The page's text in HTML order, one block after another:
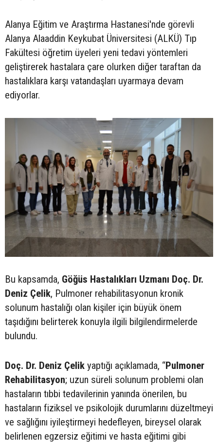
Alanya Eğitim ve Araştırma Hastanesi'nde görevli
Alanya Alaaddin Keykubat Üniversitesi (ALKÜ) Tıp
Fakültesi öğretim üyeleri yeni tedavi yöntemleri
geliştirerek hastalara çare olurken diğer taraftan da
hastalıklara karşı vatandaşları uyarmaya devam
ediyorlar.
Bu kapsamda, Göğüs Hastalıkları Uzmanı Doç. Dr.
Deniz Çelik, Pulmoner rehabilitasyonun kronik
solunum hastalığı olan kişiler için büyük önem
taşıdığını belirterek konuyla ilgili bilgilendirmelerde
bulundu.
Doç. Dr. Deniz Çelik yaptığı açıklamada, “Pulmoner
Rehabilitasyon; uzun süreli solunum problemi olan
hastaların tıbbi tedavilerinin yanında önerilen, bu
hastaların fiziksel ve psikolojik durumlarını düzeltmeyi
ve sağlığını iyileştirmeyi hedefleyen, bireysel olarak
belirlenen egzersiz eğitimi ve hasta eğitimi gibi